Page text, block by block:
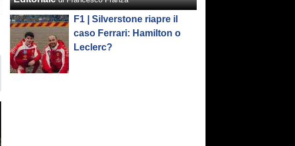
F1 | Silverstone riapre il
caso Ferrari: Hamilton o
Leclerc?